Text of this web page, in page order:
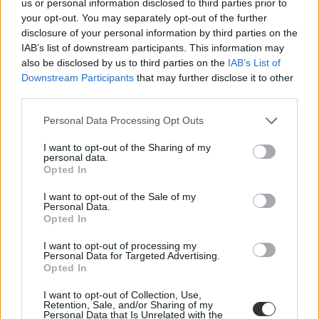
us or personal information disclosed to third parties prior to
your opt-out. You may separately opt-out of the further
disclosure of your personal information by third parties on the
IAB’s list of downstream participants. This information may
also be disclosed by us to third parties on the IAB’s List of
Downstream Participants that may further disclose it to other
Personal Data Processing Opt Outs
I want to opt-out of the Sharing of my
personal data.
Opted In
I want to opt-out of the Sale of my
Personal Data.
Opted In
I want to opt-out of processing my
Personal Data for Targeted Advertising.
Opted In
I want to opt-out of Collection, Use,
Retention, Sale, and/or Sharing of my
Personal Data that Is Unrelated with the
Itt van a 2017-es lista: ennyit kell fizetni a
nyelvvizsgákért idén
Mennyit kell fizetnetek a legnépszerűbb általános nyelvvizsgákért?
Változtak-e az árak? Ha idén szeretnétek nyelvvizsgát szerezni,
akkor érdemes időben szétnézni. Megmutatjuk, hol és mennyiért
Ez a hirdetés verte ki a biztosítékot sokaknál,
óriásplakátra került a first lady
Az Americki Institut horvát nyelviskola egy Melania Trumpot
ábrázoló óriásplakátot helyezett el Zágrábban, az alábbi felirattal:
magyarul körülbelül annyi tesz: "Képzelje csak el, milyen messzire
juthat el némi angoltudással."